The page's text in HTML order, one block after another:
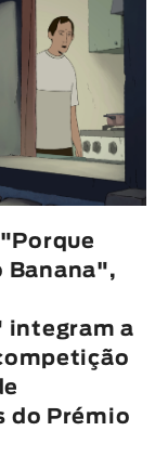
Curto
Loja
Banana",
integram a
do Prémio